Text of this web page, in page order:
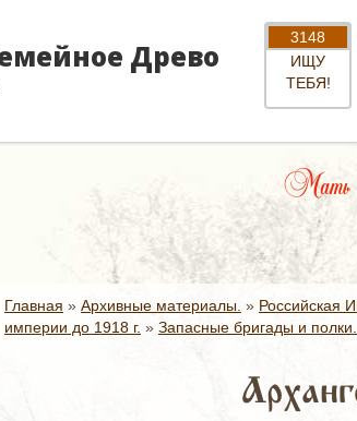
Древо
3148
ИЩУ
ТЕБЯ!
Мать
Главная » Архивные материалы. » Российская
империи до 1918 г. » Запасные бригады и полки.